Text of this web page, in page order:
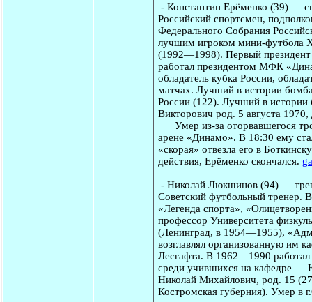
- Константин Ерёменко (39) —
Российский спортсмен,
Федерального Собрания
лучшим игроком мини-футбола
(1992—1998). Первый президент
работал президентом МФК
обладатель кубка России,
матчах. Лучший в истории
России (122). Лучший в истории
Викторович род. 5 августа
Умер из-за оторвавшегося
арене «Динамо». В 18:30 ему
«скорая» отвезла его в
действия, Ерёменко скончался.
- Николай Люкшинов(94) —
Советский футбольный тренер.
«Легенда спорта»,
профессор Университета
(Ленинград, в 1954—1955),
возглавлял организованную им
Лесгафта. В 1962—1990 работал
среди учившихся на кафедре
Николай Михайлович, род. 15
Костромская губерния). Умер в